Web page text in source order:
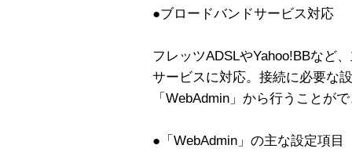
●ブロードバンドサービス対応
フレッツADSLやYahoo!BBなど
サービスに対応。接続に必要な
「WebAdmin」から行うことが
●「WebAdmin」の主な設定項目